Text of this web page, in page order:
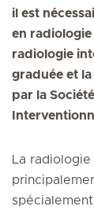
il est
en
radiologie
graduée et
par la
La